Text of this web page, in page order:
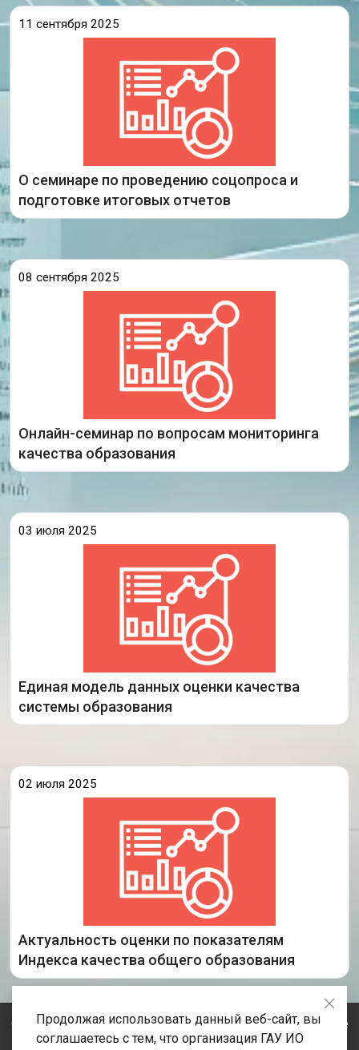
Продолжая использовать данный веб-сайт, вы
соглашаетесь с тем, что организация ГАУ ИО
11 сентября 2025
О семинаре по проведению соцопроса и
подготовке итоговых отчетов
Экспертно-аналитическим сектором ГАУ ИО
ЦОПМКиМКО 10 сентября 2025 года проведен
онлайн-семинар по теме «О подготовке
муниципального итогового отчета и проведении
социологического опроса об удовлетворенности
системой образования». В семинаре
Подробнее
08 сентября 2025
Онлайн-семинар по вопросам мониторинга
качества образования
Экспертно-аналитический сектор
ЦОПМКиМКО
онлайн-
семинар по теме
подготовке муниципального итогового отчета и
проведении социологического опроса об
удовлетворенности системой образования»
К участию
в
Подробнее
03 июля 2025
Единая модель данных оценки качества
системы образования
В Правительстве РФ 1 июля 2025 года прошло
совещание по формированию единой модели
данных оценки качества системы образования. В
совещании приняли участие министр
просвещения РФ Сергей Кравцов, руководитель
Подробнее
02 июля 2025
Актуальность оценки по показателям
Индекса качества общего образования
Международный форум «Формируя будущее» с
участием министров образования 30
дружественных стран. На пленарном заседании
форума глава Минпросвещения РФ Сергей
Кравцов заявил о
© 2020-2026 Государственное автономное учреждение
Иркутской области «Центр оценки профессионального